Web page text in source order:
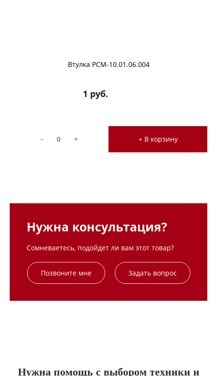
Втулка РСМ-10.01.06.004
1 руб.
- + + В корзину
Нужна консультация?
Сомневаетесь, подойдет ли вам этот товар?
Позвоните мне Задать вопрос
Нужна помощь с выбором техники и